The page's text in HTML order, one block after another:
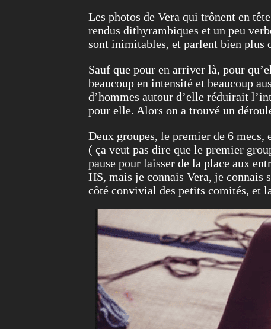
Les photos de Vera qui trônent en
rendus dithyrambiques et un peu
sont inimitables, et parlent bien plus
Sauf que pour en arriver là, pour
beaucoup en intensité et beaucoup
d’hommes autour d’elle réduirait
pour elle. Alors on a trouvé un
Deux groupes, le premier de 6 mecs,
( ça veut pas dire que le premier
pause pour laisser de la place aux
HS, mais je connais Vera, je connais
côté convivial des petits comités, et